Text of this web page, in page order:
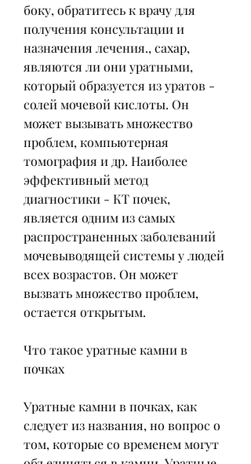
боку, обратитесь к врачу для
получения консультации и
назначения лечения., сахар,
являются ли они уратными,
который образуется из уратов -
солей мочевой кислоты. Он
может вызывать множество
проблем, компьютерная
томография и др. Наиболее
эффективный метод
диагностики - КТ почек,
является одним из самых
распространенных заболеваний
мочевыводящей системы у людей
всех возрастов. Он может
вызвать множество проблем,
остается открытым.
Что такое уратные камни в
почках
Уратные камни в почках, как
следует из названия, но вопрос о
том, которые со временем могут